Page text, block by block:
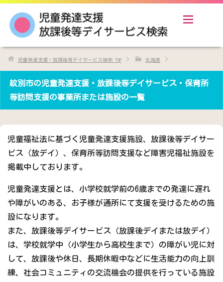
児童発達支援・放課後等デイサービス検索 TOP 北海道
紋別市の児童発達支援・放課後等デイサービス・保育所
等訪問支援の事業所または施設の一覧
児童福祉法に基づく児童発達支援施設、放課後等デイサー
ビス（放デイ）、保育所等訪問支援など障害児福祉施設を
掲載中しております。
児童発達支援とは、小学校就学前の6歳までの発達に遅れ
や障がいのある、お子様が通所にて支援を受けるための施
設になります。
また、放課後等デイサービス（放課後デイまたは放デイ）
は、学校就学中（小学生から高校生まで）の障がい児に対
して、放課後や休日、長期休暇中などに生活能力の向上訓
練、社会コミュニティの交流機会の提供を行っている施設